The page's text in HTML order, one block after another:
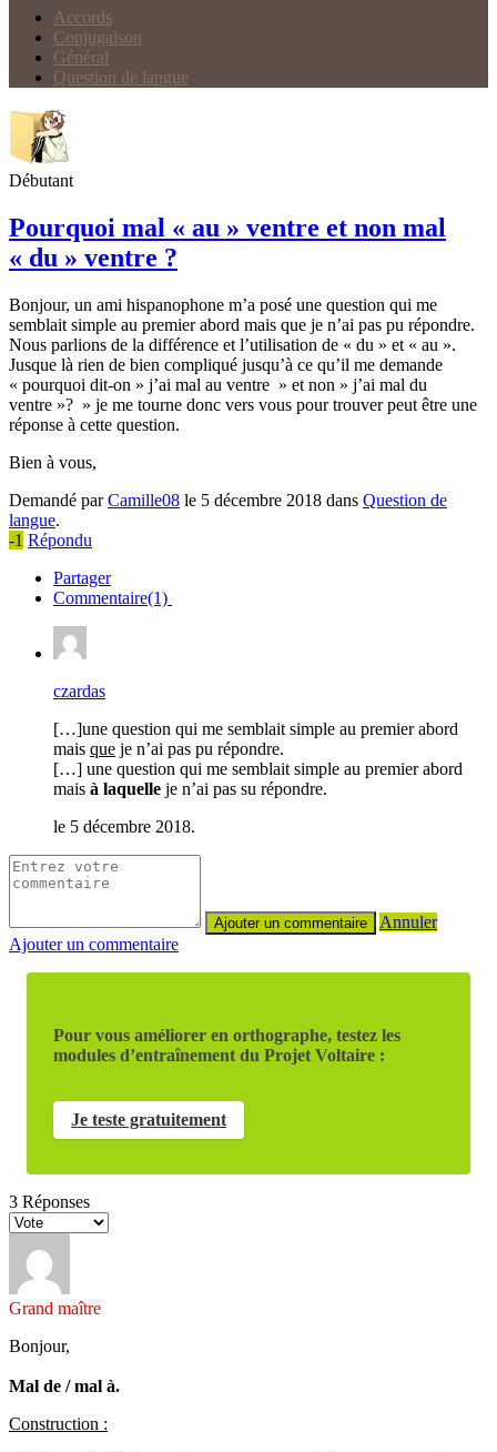
Accords
Conjugaison
Général
Question de langue
Débutant
Pourquoi mal « au » ventre et non mal
« du » ventre ?
Bonjour, un ami hispanophone m’a posé une question qui me
semblait simple au premier abord mais que je n’ai pas pu répondre.
Nous parlions de la différence et l’utilisation de « du » et « au ».
Jusque là rien de bien compliqué jusqu’à ce qu’il me demande
« pourquoi dit-on » j’ai mal au ventre » et non » j’ai mal du
ventre »? » je me tourne donc vers vous pour trouver peut être une
réponse à cette question.
Bien à vous,
Demandé parCamille08 le 5 décembre 2018 dans Question de
langue.
-1 Répondu
Partager
Commentaire(1)
czardas
[…]une question qui me semblait simple au premier abord
mais que je n’ai pas pu répondre.
[…] une question qui me semblait simple au premier abord
mais à laquelle je n’ai pas su répondre.
le 5 décembre 2018.
Annuler
Ajouter un commentaire
Pour vous améliorer en orthographe, testez les
modules d’entraînement du Projet Voltaire :
Je teste gratuitement
3 Réponses
Grand maître
Bonjour,
Mal de / mal à.
Construction :